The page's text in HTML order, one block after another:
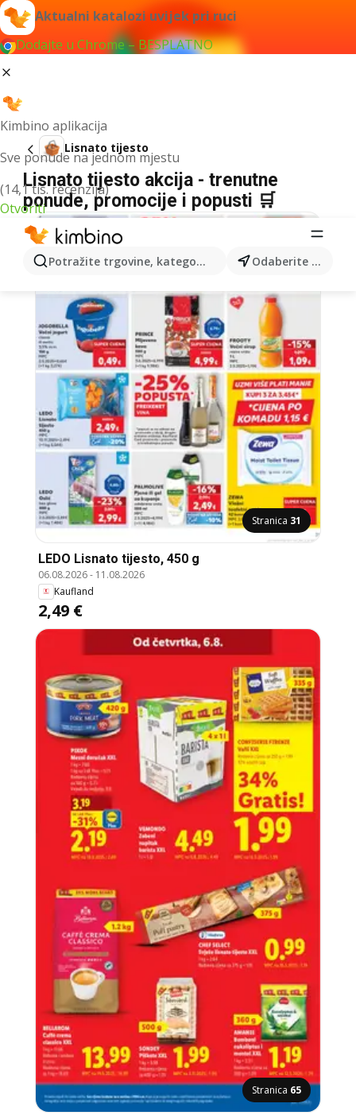
Aktualni katalozi uvijek pri ruci
Dodajte u Chrome – BESPLATNO
Kimbino aplikacija
Sve ponude na jednom mjestu
(14,1 tis. recenzija)
Otvoriti
Potražite trgovine, kategorije, proizvode... Odaberite grad
Lisnato tijesto
Lisnato tijesto akcija - trenutne
ponude, promocije i popusti 🛒
Stranica 31
LEDO Lisnato tijesto, 450 g
06.08.2026- 11.08.2026
Kaufland
2,49 €
Stranica 65